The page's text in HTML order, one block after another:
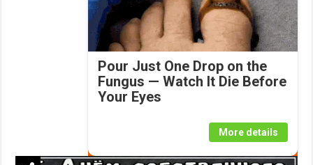
Pour Just One Drop on the
Fungus — Watch It Die Before
Your Eyes
More details